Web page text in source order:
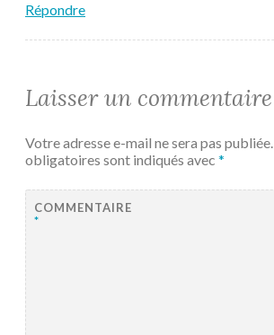
Répondre
Laisser un commentaire
Votre adresse e-mail ne sera pas publiée.
obligatoires sont indiqués avec *
COMMENTAIRE
*